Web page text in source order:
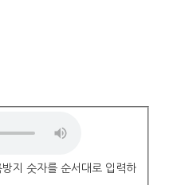
방지 숫자를 순서대로 입력하